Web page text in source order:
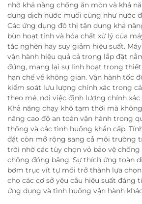
nhờ khả năng chống ăn mòn và khả
dung dịch nước muối cũng như nước
Các ứng dụng đô thị tận dụng khả
bùn hoạt tính và hóa chất xử lý của
tắc nghẽn hay suy giảm hiệu suất.
vận hành hiệu quả cả trong lắp đặt
đứng, mang lại sự linh hoạt trong thiết
hạn chế về không gian. Vận hành tốc
kiểm soát lưu lượng chính xác trong
theo mẻ, nơi việc định lượng chính
Khả năng chạy khô tạm thời mà
nâng cao độ an toàn vận hành trong
thống và các tình huống khẩn cấp.
đặt còn mở rộng sang cả môi trường
trời nhờ các tùy chọn vỏ bảo vệ
chống đóng băng. Sự thích ứng toàn
bơm trục vít tự mồi trở thành lựa
cho các cơ sở yêu cầu hiệu suất đáng
ứng dụng và tình huống vận hành